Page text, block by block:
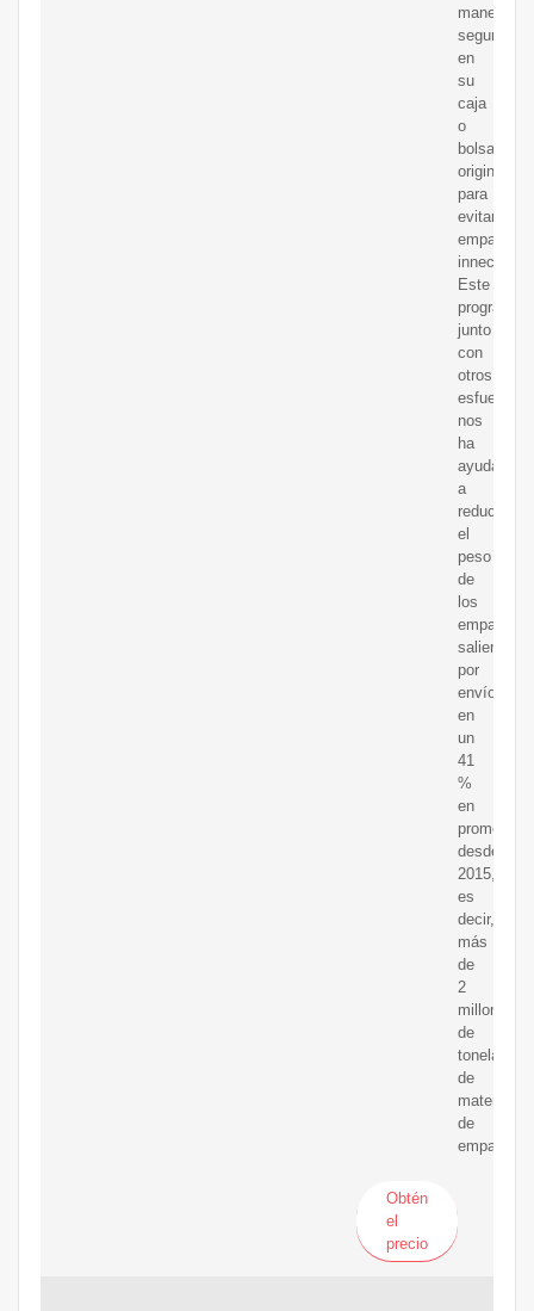
manera
segura
en
su
caja
o
bolsa
original
para
evitar
empaques
Este
programa,
junto
con
otros
esfuerzos,
nos
ha
ayudado
a
reducir
el
peso
de
los
empaques
salientes
por
envío
en
un
41
%
en
promedio
desde
2015,
es
decir,
más
de
2
millones
de
toneladas
de
material
de
empaque.
Obtén
el
precio